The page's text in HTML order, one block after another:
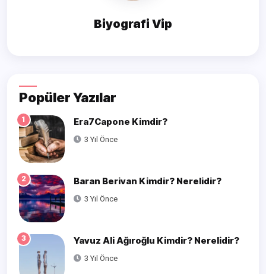
Biyografi Vip
Popüler Yazılar
1 Era7Capone Kimdir?
3 Yıl Önce
2 Baran Berivan Kimdir? Nerelidir?
3 Yıl Önce
3 Yavuz Ali Ağıroğlu Kimdir? Nerelidir?
3 Yıl Önce